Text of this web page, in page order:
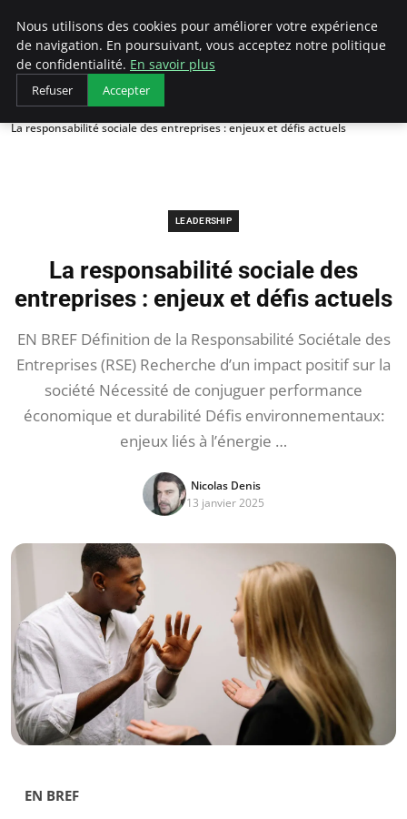
AIESEC France
Accueil
Leadership
La responsabilité sociale des entreprises : enjeux et défis actuels
LEADERSHIP
La responsabilité sociale des
entreprises : enjeux et défis actuels
EN BREF Définition de la Responsabilité Sociétale des
Entreprises (RSE) Recherche d’un impact positif sur la
société Nécessité de conjuguer performance
économique et durabilité Défis environnementaux:
enjeux liés à l’énergie …
Nicolas Denis
13 janvier 2025
EN BREF
Nous utilisons des cookies pour améliorer votre expérience
de navigation. En poursuivant, vous acceptez notre politique
de confidentialité. En savoir plus
Refuser Accepter